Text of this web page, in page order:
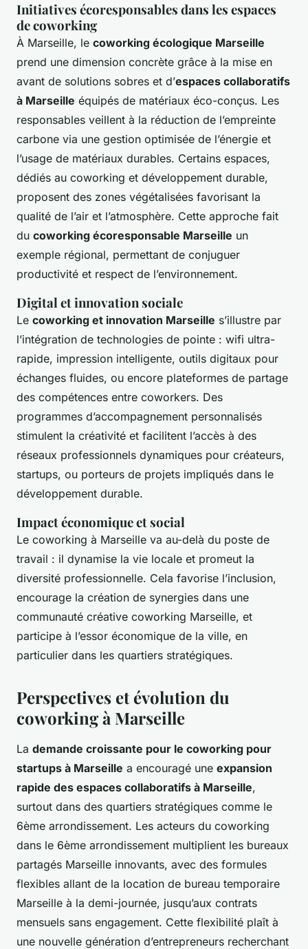
Initiatives écoresponsables dans les espaces
de coworking
À Marseille, le coworking écologique Marseille
prend une dimension concrète grâce à la mise en
avant de solutions sobres et d’espaces collaboratifs
à Marseille équipés de matériaux éco-conçus. Les
responsables veillent à la réduction de l’empreinte
carbone via une gestion optimisée de l’énergie et
l’usage de matériaux durables. Certains espaces,
dédiés au coworking et développement durable,
proposent des zones végétalisées favorisant la
qualité de l’air et l’atmosphère. Cette approche fait
du coworking écoresponsable Marseille un
exemple régional, permettant de conjuguer
productivité et respect de l’environnement.
Digital et innovation sociale
Le coworking et innovation Marseille s’illustre par
l’intégration de technologies de pointe : wifi ultra-
rapide, impression intelligente, outils digitaux pour
échanges fluides, ou encore plateformes de partage
des compétences entre coworkers. Des
programmes d’accompagnement personnalisés
stimulent la créativité et facilitent l’accès à des
réseaux professionnels dynamiques pour créateurs,
startups, ou porteurs de projets impliqués dans le
développement durable.
Impact économique et social
Le coworking à Marseille va au-delà du poste de
travail : il dynamise la vie locale et promeut la
diversité professionnelle. Cela favorise l’inclusion,
encourage la création de synergies dans une
communauté créative coworking Marseille, et
participe à l’essor économique de la ville, en
particulier dans les quartiers stratégiques.
Perspectives et évolution du
coworking à Marseille
La demande croissante pour le coworking pour
startups à Marseille a encouragé une expansion
rapide des espaces collaboratifs à Marseille,
surtout dans des quartiers stratégiques comme le
6ème arrondissement. Les acteurs du coworking
dans le 6ème arrondissement multiplient les bureaux
partagés Marseille innovants, avec des formules
flexibles allant de la location de bureau temporaire
Marseille à la demi-journée, jusqu’aux contrats
mensuels sans engagement. Cette flexibilité plaît à
une nouvelle génération d’entrepreneurs recherchant